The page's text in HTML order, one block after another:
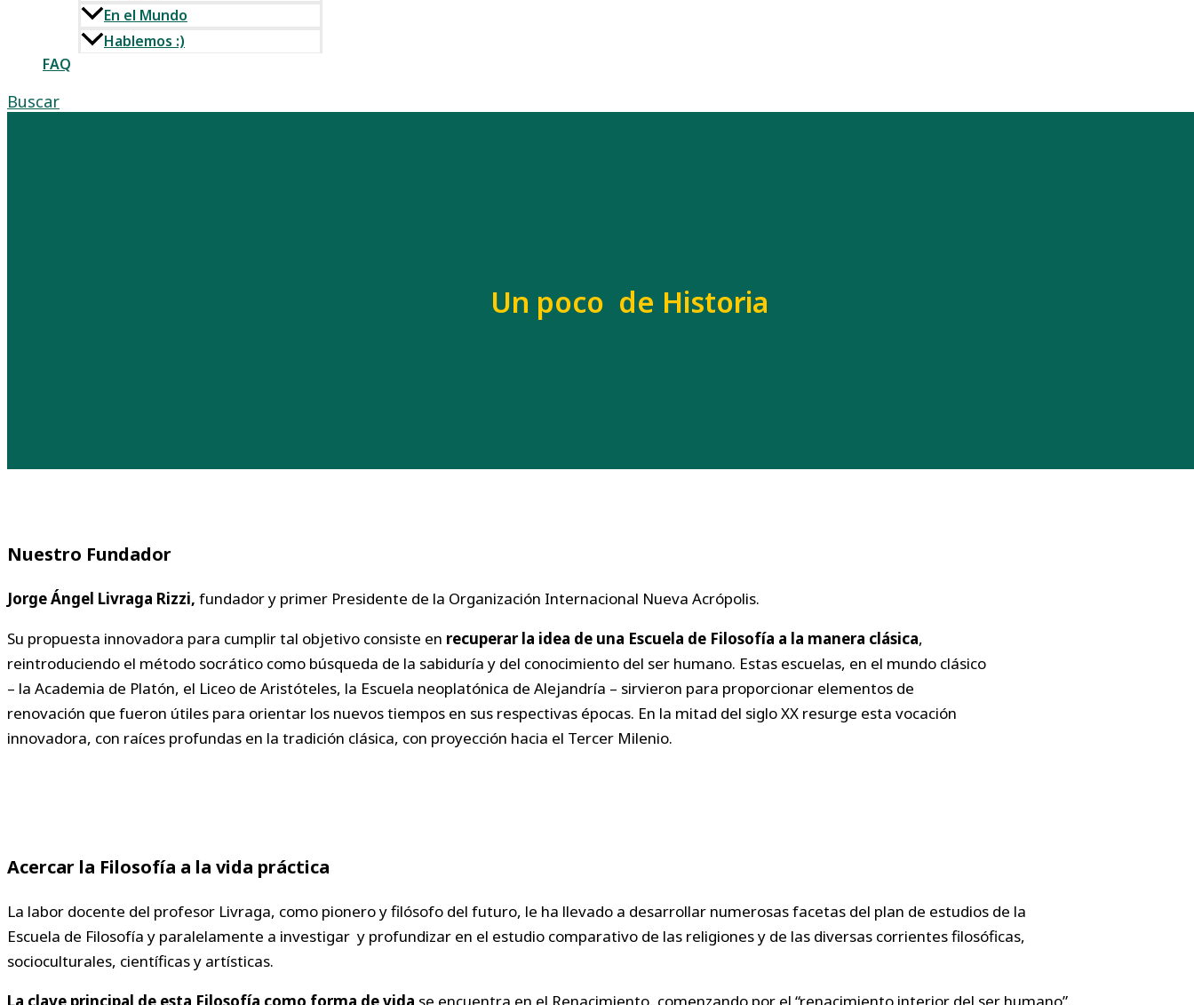
En el Mundo
Hablemos :)
FAQ
Buscar
Un poco de Historia
Nuestro Fundador
Jorge Ángel Livraga Rizzi, fundador y primer Presidente de la Organización Internacional Nueva Acrópolis.
Su propuesta innovadora para cumplir tal objetivo consiste en recuperar la idea de una Escuela de Filosofía a la manera clásica,
reintroduciendo el método socrático como búsqueda de la sabiduría y del conocimiento del ser humano. Estas escuelas, en el mundo clásico
– la Academia de Platón, el Liceo de Aristóteles, la Escuela neoplatónica de Alejandría – sirvieron para proporcionar elementos de
renovación que fueron útiles para orientar los nuevos tiempos en sus respectivas épocas. En la mitad del siglo XX resurge esta vocación
innovadora, con raíces profundas en la tradición clásica, con proyección hacia el Tercer Milenio.
Acercar la Filosofía a la vida práctica
La labor docente del profesor Livraga, como pionero y filósofo del futuro, le ha llevado a desarrollar numerosas facetas del plan de estudios de la
Escuela de Filosofía y paralelamente a investigar y profundizar en el estudio comparativo de las religiones y de las diversas corrientes filosóficas,
socioculturales, científicas y artísticas.
La clave principal de esta Filosofía como forma de vida se encuentra en el Renacimiento, comenzando por el “renacimiento interior del ser humano”,